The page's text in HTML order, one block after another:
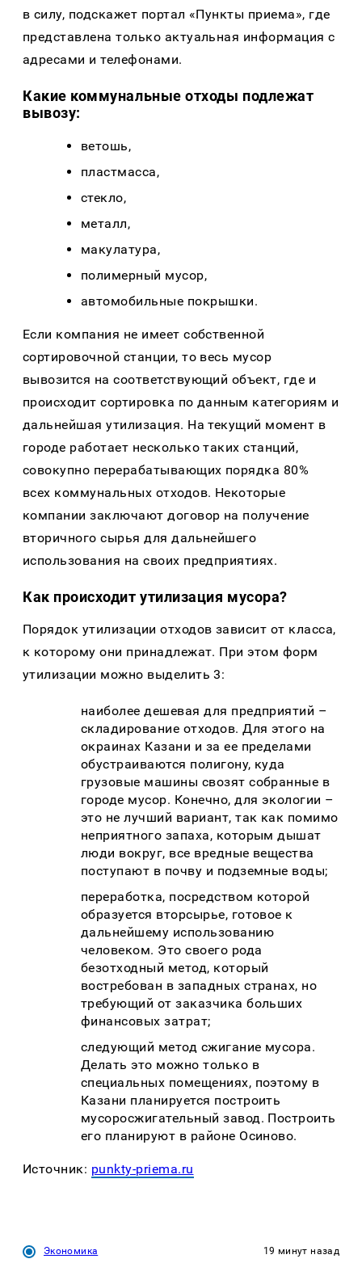
в силу, подскажет портал «Пункты приема», где
представлена только актуальная информация с
адресами и телефонами.
Какие коммунальные отходы подлежат
вывозу:
ветошь,
пластмасса,
стекло,
металл,
макулатура,
полимерный мусор,
автомобильные покрышки.
Если компания не имеет собственной
сортировочной станции, то весь мусор
вывозится на соответствующий объект, где и
происходит сортировка по данным категориям и
дальнейшая утилизация. На текущий момент в
городе работает несколько таких станций,
совокупно перерабатывающих порядка 80%
всех коммунальных отходов. Некоторые
компании заключают договор на получение
вторичного сырья для дальнейшего
использования на своих предприятиях.
Как происходит утилизация мусора?
Порядок утилизации отходов зависит от класса,
к которому они принадлежат. При этом форм
утилизации можно выделить 3:
наиболее дешевая для предприятий –
складирование отходов. Для этого на
окраинах Казани и за ее пределами
обустраиваются полигону, куда
грузовые машины свозят собранные в
городе мусор. Конечно, для экологии –
это не лучший вариант, так как помимо
неприятного запаха, которым дышат
люди вокруг, все вредные вещества
поступают в почву и подземные воды;
переработка, посредством которой
образуется вторсырье, готовое к
дальнейшему использованию
человеком. Это своего рода
безотходный метод, который
востребован в западных странах, но
требующий от заказчика больших
финансовых затрат;
следующий метод сжигание мусора.
Делать это можно только в
специальных помещениях, поэтому в
Казани планируется построить
мусоросжигательный завод. Построить
его планируют в районе Осиново.
Источник: punkty-priema.ru
Экономика 19 минут назад